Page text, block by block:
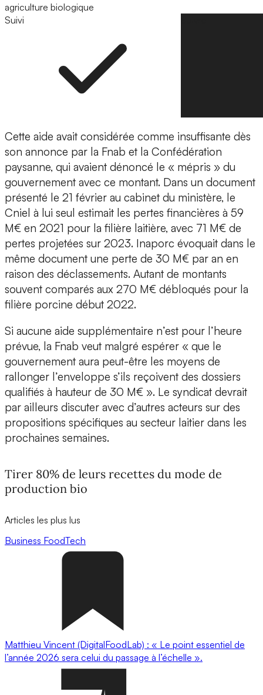
agriculture biologique
Suivi
Cette aide avait considérée comme insuffisante dès
son annonce par la Fnab et la Confédération
paysanne, qui avaient dénoncé le « mépris » du
gouvernement avec ce montant. Dans un document
présenté le 21 février au cabinet du ministère, le
Cniel à lui seul estimait les pertes financières à 59
M€ en 2021 pour la filière laitière, avec 71 M€ de
pertes projetées sur 2023. Inaporc évoquait dans le
même document une perte de 30 M€ par an en
raison des déclassements. Autant de montants
souvent comparés aux 270 M€ débloqués pour la
filière porcine début 2022.
Si aucune aide supplémentaire n’est pour l’heure
prévue, la Fnab veut malgré espérer « que le
gouvernement aura peut-être les moyens de
rallonger l’enveloppe s’ils reçoivent des dossiers
qualifiés à hauteur de 30 M€ ». Le syndicat devrait
par ailleurs discuter avec d’autres acteurs sur des
propositions spécifiques au secteur laitier dans les
prochaines semaines.
Tirer 80% de leurs recettes du mode de
production bio
Articles les plus lus
Business FoodTech
Matthieu Vincent (DigitalFoodLab) : « Le point essentiel de
l’année 2026 sera celui du passage à l’échelle ».